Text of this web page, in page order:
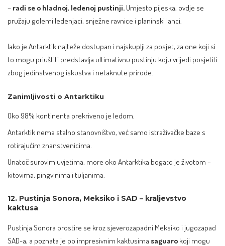
– radi se o hladnoj, ledenoj pustinji. Umjesto pijeska, ovdje se
pružaju golemi ledenjaci, snježne ravnice i planinski lanci.
Iako je Antarktik najteže dostupan i najskuplji za posjet, za one koji si
to mogu priuštiti predstavlja ultimativnu pustinju koju vrijedi posjetiti
zbog jedinstvenog iskustva i netaknute prirode.
Zanimljivosti o Antarktiku
Oko 98% kontinenta prekriveno je ledom.
Antarktik nema stalno stanovništvo, već samo istraživačke baze s
rotirajućim znanstvenicima.
Unatoč surovim uvjetima, more oko Antarktika bogato je životom –
kitovima, pingvinima i tuljanima.
12. Pustinja Sonora, Meksiko i SAD – kraljevstvo
kaktusa
Pustinja Sonora prostire se kroz sjeverozapadni Meksiko i jugozapad
SAD-a, a poznata je po impresivnim kaktusima saguaro koji mogu